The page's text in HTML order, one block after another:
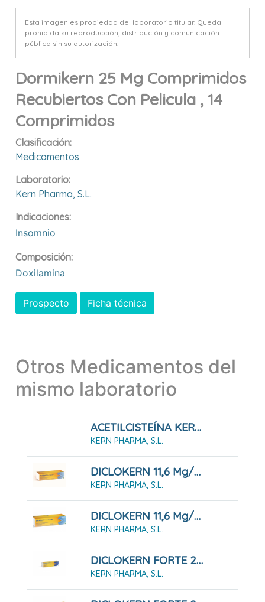
Esta imagen es propiedad del laboratorio titular. Queda
prohibida su reproducción, distribución y comunicación
pública sin su autorización.
Dormikern 25 Mg Comprimidos
Recubiertos Con Pelicula , 14
Comprimidos
Clasificación:
Medicamentos
Laboratorio:
Kern Pharma, S.l.
Indicaciones:
Insomnio
Composición:
Doxilamina
Prospecto Ficha técnica
Otros Medicamentos del
mismo laboratorio
ACETILCISTEÍNA KERN PHARMA 600 MG COMPRIMIDOS EFERVESCENTES, 20 Comprimidos
KERN PHARMA, S.L.
DICLOKERN 11,6 Mg/g GEL , 1 Tubo De 100 G
KERN PHARMA, S.L.
DICLOKERN 11,6 Mg/g GEL , 1 Tubo De 60 G
KERN PHARMA, S.L.
DICLOKERN FORTE 23,2 Mg/g Gel, Tubo De 100 G
KERN PHARMA, S.L.